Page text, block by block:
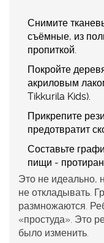
Снимите
съёмные, из
пропиткой.
Покройте
акриловым
Tikkurila Kids).
Прикрепите
предотвратит
Составьте
пищи -
Это не идеально,
не откладывать.
размножаются.
«простуда». Это
было изменить.